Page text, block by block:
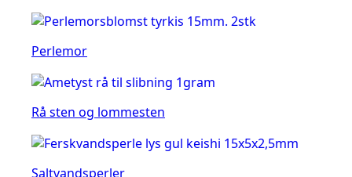
Perlemor
Rå sten og lommesten
Saltvandsperler